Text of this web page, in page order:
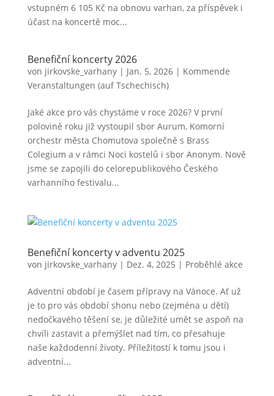
vstupném 6 105 Kč na obnovu varhan, za příspěvek i
účast na koncertě moc...
Benefiční koncerty 2026
von jirkovske_varhany| Jan. 5, 2026| Kommende
Veranstaltungen (auf Tschechisch)
Jaké akce pro vás chystáme v roce 2026? V první
polovině roku již vystoupil sbor Aurum, Komorní
orchestr města Chomutova společně s Brass
Colegium a v rámci Noci kostelů i sbor Anonym. Nově
jsme se zapojili do celorepublikového Českého
varhanního festivalu...
Benefiční koncerty v adventu 2025
von jirkovske_varhany| Dez. 4, 2025 | Proběhlé akce
Adventní období je časem přípravy na Vánoce. Ať už
je to pro vás období shonu nebo (zejména u dětí)
nedočkavého těšení se, je důležité umět se aspoň na
chvíli zastavit a přemýšlet nad tím, co přesahuje
naše každodenní životy. Příležitostí k tomu jsou i
adventní...